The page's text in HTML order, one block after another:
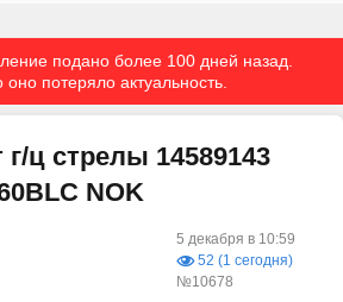
подано более 100 дней назад.
потеряло актуальность.
ц стрелы 14589143
NOK
5 декабря в 10:59
52 (1 сегодня)
№10678